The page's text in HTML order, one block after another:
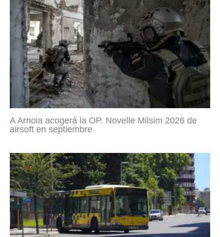
A Arnoia acogerá la OP. Novelle Milsim 2026 de
airsoft en septiembre